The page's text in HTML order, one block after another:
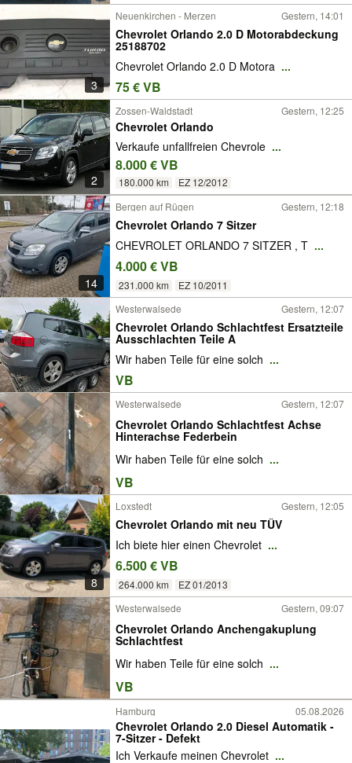
3
Neuenkirchen - Merzen Gestern, 14:01
Chevrolet Orlando 2.0 D Motorabdeckung
25188702
Chevrolet Orlando 2.0 D Motora ...
75 € VB
2
Zossen-Waldstadt Gestern, 12:25
Chevrolet Orlando
Verkaufe unfallfreien Chevrole ...
8.000 € VB
180.000 km EZ 12/2012
14
Bergen auf Rügen Gestern, 12:18
Chevrolet Orlando 7 Sitzer
CHEVROLET ORLANDO 7 SITZER , T ...
4.000 € VB
231.000 km
EZ 10/2011
Westerwalsede
Gestern, 12:07
Chevrolet Orlando Schlachtfest Ersatzteile
Ausschlachten Teile A
Wir haben Teile für eine solch ...
VB
Westerwalsede Gestern, 12:07
Chevrolet Orlando Schlachtfest Achse
Hinterachse Federbein
Wir haben Teile für eine solch ...
VB
8
Loxstedt Gestern, 12:05
Chevrolet Orlando mit neu TÜV
Ich biete hier einen Chevrolet ...
6.500 € VB
264.000 km
EZ 01/2013
Westerwalsede
Gestern, 09:07
Chevrolet Orlando Anchengakuplung
Schlachtfest
Wir haben Teile für eine solch ...
VB
Hamburg 05.08.2026
Chevrolet Orlando 2.0 Diesel Automatik -
7-Sitzer - Defekt
Ich Verkaufe meinen Chevrolet ...